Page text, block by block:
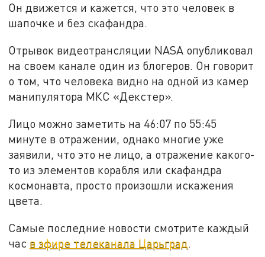
Он движется и кажется, что это человек в
шапочке и без скафандра.
Отрывок видеотрансляции NASA опубликовал
на своем канале один из блогеров. Он говорит
о том, что человека видно на одной из камер
манипулятора МКС «Декстер».
Лицо можно заметить на 46:07 по 55:45
минуте в отражении, однако многие уже
заявили, что это не лицо, а отражение какого-
то из элементов корабля или скафандра
космонавта, просто произошли искажения
цвета.
Самые последние новости смотрите каждый
час в эфире телеканала Царьград